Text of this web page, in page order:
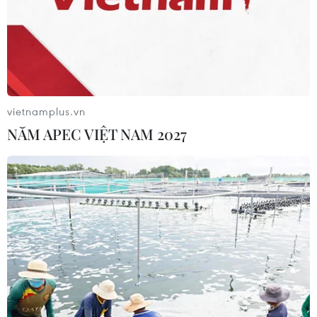
25/07/2026 23:03
NSND Đỗ Quốc Hưng được bổ nhiệm
làm Giám đốc Nhạc viện Thành phố
Hồ Chí Minh
25/07/2026 10:12
"Lời hứa với Mẹ" - lan tỏa đạo lý tri ân
các Anh hùng liệt sỹ
23/07/2026 23:06
“VPBank tới rồi, mở 'lời' ngay thôi"
tiếp tục hành trình tại Đà Nẵng
23/07/2026 09:55
vietnamplus.vn
NĂM APEC VIỆT NAM 2027